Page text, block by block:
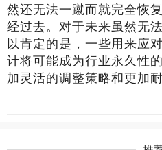
然还无法一蹴而就完全恢
经过去。对于未来虽然无
以肯定的是，一些用来应
计将可能成为行业永久性
加灵活的调整策略和更加